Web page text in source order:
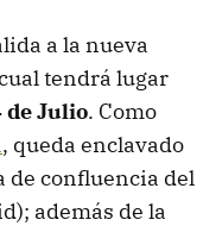
a la nueva
tendrá lugar
de Julio. Como
, queda enclavado
de confluencia del
además de la